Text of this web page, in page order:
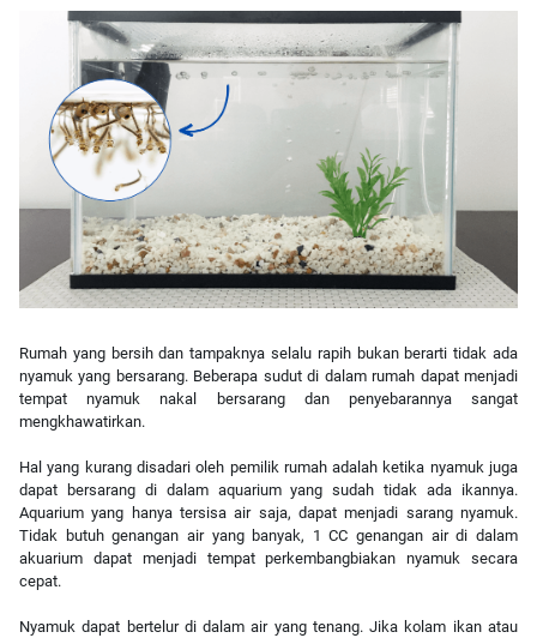
Rumah yang bersih dan tampaknya selalu rapih bukan berarti tidak ada
nyamuk yang bersarang. Beberapa sudut di dalam rumah dapat menjadi
tempat nyamuk nakal bersarang dan penyebarannya sangat
mengkhawatirkan.
Hal yang kurang disadari oleh pemilik rumah adalah ketika nyamuk juga
dapat bersarang di dalam aquarium yang sudah tidak ada ikannya.
Aquarium yang hanya tersisa air saja, dapat menjadi sarang nyamuk.
Tidak butuh genangan air yang banyak, 1 CC genangan air di dalam
akuarium dapat menjadi tempat perkembangbiakan nyamuk secara
cepat.
Nyamuk dapat bertelur di dalam air yang tenang. Jika kolam ikan atau